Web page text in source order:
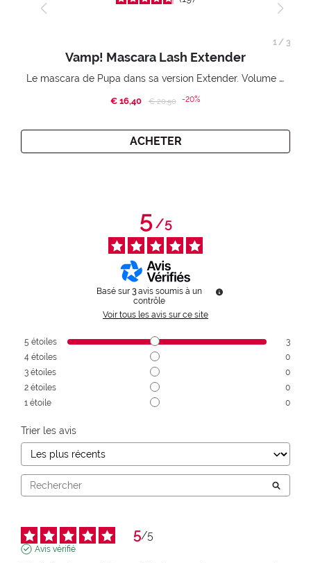
Vamp! Mascara Lash Extender
Le mascara de Pupa dans sa version Extender. Volume extension 3D. Des cils amplifiés et liftés à l’infini.
€ 16,40 Price reduced from
€ 20,50to-20%
ACHETER
1/ 3
5/5
Basé sur 3 avis soumis à un
contrôle
Voir tous les avis sur ce site
5 étoiles
3
4 étoiles
0
3 étoiles
0
2 étoiles
0
1 étoile 0
Trier les avis
5/5
Avis vérifié